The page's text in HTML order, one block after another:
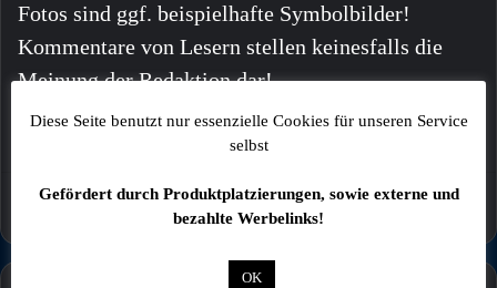
Fotos sind ggf. beispielhafte Symbolbilder!
Kommentare von Lesern stellen keinesfalls die
Meinung der Redaktion dar!
Diese Seite benutzt nur essenzielle Cookies für unseren Service
selbst
Gefördert durch Produktplatzierungen, sowie externe und
bezahlte Werbelinks!
OK